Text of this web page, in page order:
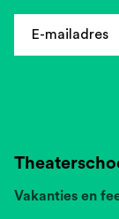
mailadres
E-mailadres
Vakanties en